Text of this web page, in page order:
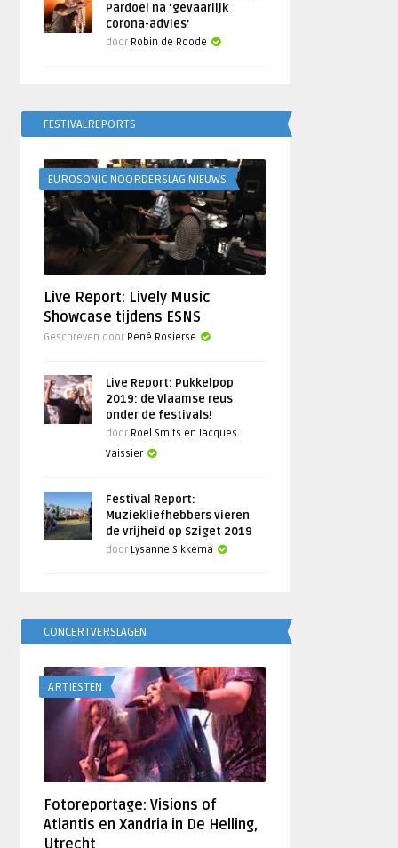
Pardoel na ‘gevaarlijk
corona-advies’
door Robin de Roode
FESTIVALREPORTS
EUROSONIC NOORDERSLAG NIEUWS
Live Report: Lively Music
Showcase tijdens ESNS
Geschreven door René Rosierse
Live Report: Pukkelpop
2019: de Vlaamse reus
onder de festivals!
door Roel Smits en Jacques
Vaissier
Festival Report:
Muziekliefhebbers vieren
de vrijheid op Sziget 2019
door Lysanne Sikkema
CONCERTVERSLAGEN
ARTIESTEN
Fotoreportage: Visions of
Atlantis en Xandria in De Helling,
Utrecht